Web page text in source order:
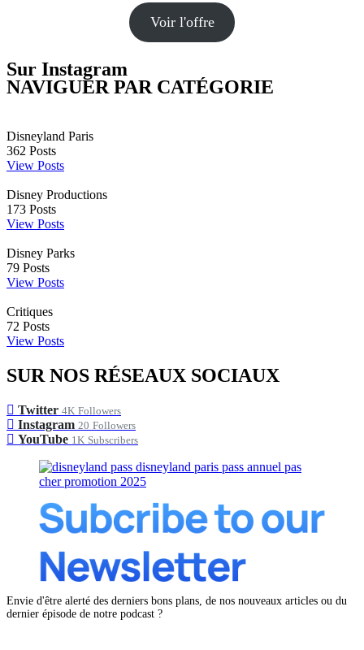
Voir l'offre
Sur Instagram
NAVIGUER PAR CATÉGORIE
Disneyland Paris
362 Posts
View Posts
Disney Productions
173 Posts
View Posts
Disney Parks
79 Posts
View Posts
Critiques
72 Posts
View Posts
SUR NOS RÉSEAUX SOCIAUX
Twitter 4K Followers
Instagram 20 Followers
YouTube 1K Subscribers
Envie d'être alerté des derniers bons plans, de nos nouveaux articles ou du
dernier épisode de notre podcast ?